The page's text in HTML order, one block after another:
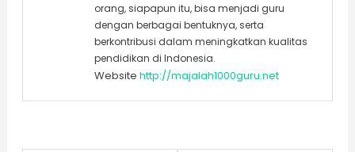
orang, siapapun itu, bisa menjadi guru
dengan berbagai bentuknya, serta
berkontribusi dalam meningkatkan kualitas
pendidikan di Indonesia.
Website http://majalah1000guru.net